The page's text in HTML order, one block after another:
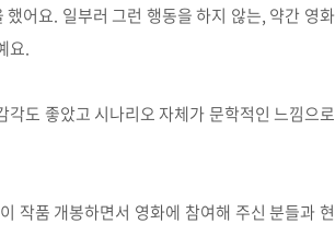
어요. 일부러 그런 행동을 하지 않는, 약간 영화
요.
도 좋았고 시나리오 자체가 문학적인 느낌으로
작품 개봉하면서 영화에 참여해 주신 분들과 현